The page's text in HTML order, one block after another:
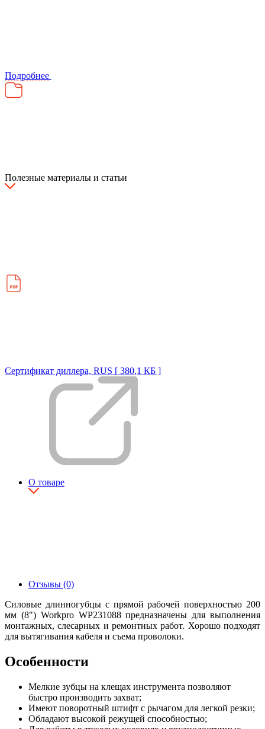
Подробнее
Полезные материалы и статьи
Сертификат диллера, RUS [ 380,1 КБ ]
О товаре
Отзывы (0)
Силовые длинногубцы с прямой рабочей поверхностью 200
мм (8") Workpro WP231088 предназначены для выполнения
монтажных, слесарных и ремонтных работ. Хорошо подходят
для вытягивания кабеля и съема проволоки.
Особенности
Мелкие зубцы на клещах инструмента позволяют
быстро производить захват;
Имеют поворотный штифт с рычагом для легкой резки;
Обладают высокой режущей способностью;